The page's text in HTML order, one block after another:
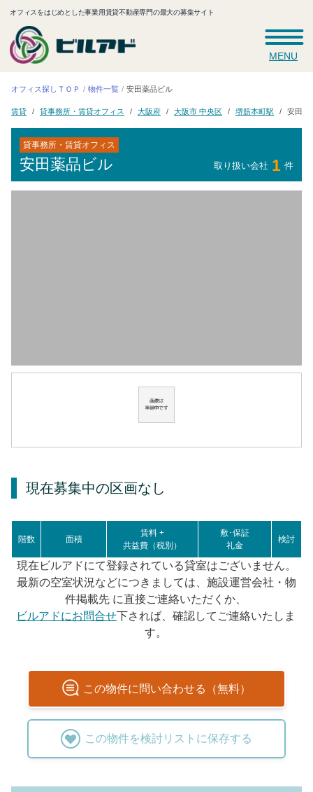
オフィスをはじめとした事業用賃貸不動産専門の最大の募集サイト
MENU
オフィス探しＴＯＰ 物件一覧 安田薬品ビル
賃貸 貸事務所・賃貸オフィス 大阪府 大阪市 中央区 堺筋本町駅 安田薬
貸事務所・賃貸オフィス
安田薬品ビル 取り扱い会社 1 件
現在募集中の区画なし
階数 面積
賃料 +
共益費（税別）
敷･保証
礼金
検討
現在ビルアドにて登録されている貸室はございません。
最新の空室状況などにつきましては、施設運営会社・物
件掲載先 に直接ご連絡いただくか、
ビルアドにお問合せ下されば、確認してご連絡いたしま
す。
この物件に問い合わせる（無料）
この物件を検討リストに保存する